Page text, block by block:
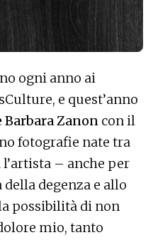
ogni anno ai
e quest’anno
Barbara Zanon con il
fotografie nate tra
– anche per
degenza e allo
possibilità di non
mio, tanto